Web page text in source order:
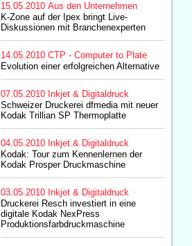
15.05.2010 Aus den Unternehmen
K-Zone auf der Ipex bringt Live-
Diskussionen mit Branchenexperten
14.05.2010 CTP - Computer to Plate
Evolution einer erfolgreichen Alternative
07.05.2010 Inkjet & Digitaldruck
Schweizer Druckerei dfmedia mit neuer
Kodak Trillian SP Thermoplatte
04.05.2010 Inkjet & Digitaldruck
Kodak: Tour zum Kennenlernen der
Kodak Prosper Druckmaschine
03.05.2010 Inkjet & Digitaldruck
Druckerei Resch investiert in eine
digitale Kodak NexPress
Produktionsfarbdruckmaschine